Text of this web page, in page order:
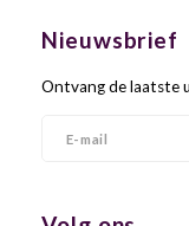
Nieuwsbrief
Ontvang de laatste